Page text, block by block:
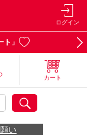
ログイン
」
カート
い